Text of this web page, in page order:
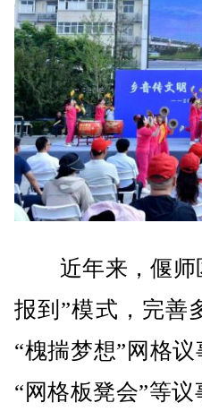
近年来，偃师
报到”模式，完善
“槐揣梦想”网格
“网格板凳会”等